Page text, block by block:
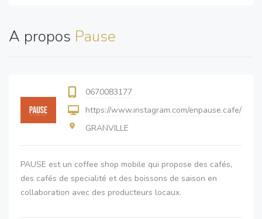
A propos Pause
0670083177
https://www.instagram.com/enpause.cafe/
GRANVILLE
PAUSE est un coffee shop mobile qui propose des cafés,
des cafés de specialité et des boissons de saison en
collaboration avec des producteurs locaux.